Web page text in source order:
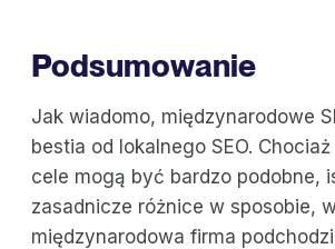
Podsumowanie
Jak wiadomo, międzynarodowe
bestia od lokalnego SEO.
cele mogą być bardzo podobne,
zasadnicze różnice w sposobie,
międzynarodowa firma